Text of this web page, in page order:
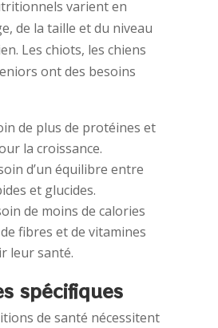
varient en
de la taille et du niveau
Les chiots, les chiens
ont des besoins
de plus de protéines et
la croissance.
d’un équilibre entre
et glucides.
de moins de calories
fibres et de vitamines
leur santé.
spécifiques
de santé nécessitent